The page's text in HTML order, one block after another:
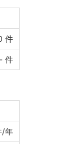
件
- 件
/年